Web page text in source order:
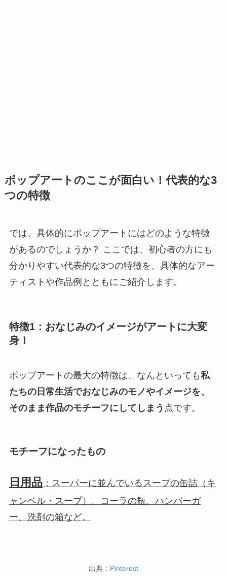
ポップアートのここが面白い！代表的な3
つの特徴
では、具体的にポップアートにはどのような特徴
があるのでしょうか？ ここでは、初心者の方にも
分かりやすい代表的な3つの特徴を、具体的なアー
ティストや作品例とともにご紹介します。
特徴1：おなじみのイメージがアートに大変
身！
ポップアートの最大の特徴は、なんといっても私
たちの日常生活でおなじみのモノやイメージを、
そのまま作品のモチーフにしてしまう 点です。
モチーフになったもの
日用品：スーパーに並んでいるスープの缶詰（キ
ャンベル・スープ）、コーラの瓶、ハンバーガ
ー、洗剤の箱など。
出典： Pinterest